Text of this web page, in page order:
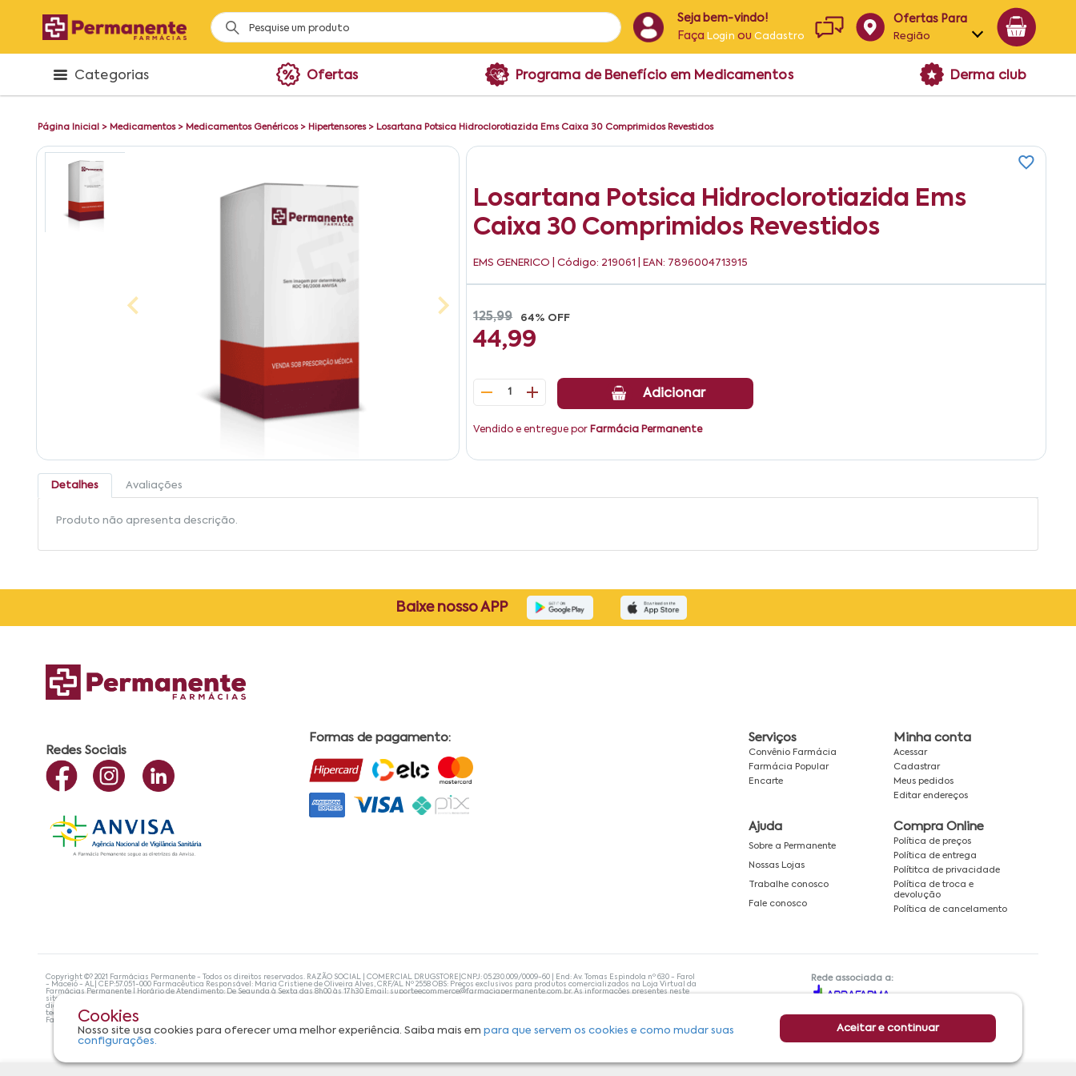
Seja bem-vindo!
Faça Login ouCadastro
Ofertas Para
Região
Alagoas
Categorias Ofertas Programa de Benefício em Medicamentos Derma club
Página Inicial > Medicamentos> Medicamentos Genéricos> Hipertensores> Losartana Potsica Hidroclorotiazida Ems Caixa 30 Comprimidos Revestidos
Losartana Potsica Hidroclorotiazida Ems
Caixa 30 Comprimidos Revestidos
EMS GENERICO | Código: 219061 | EAN: 7896004713915
125,99 64% OFF
44,99
1 Adicionar
Vendido e entregue por Farmácia Permanente
Detalhes Avaliações
Produto não apresenta descrição.
Cookies
Nosso site usa cookies para oferecer uma melhor experiência. Saiba mais empara que servem os cookies e como mudar suas
configurações.
Aceitar e continuar
Baixe nosso APP
Redes Sociais
Formas de pagamento: Serviços
Convênio Farmácia
Farmácia Popular
Encarte
Minha conta
Acessar
Cadastrar
Meus pedidos
Editar endereços
Ajuda
Sobre a Permanente
Nossas Lojas
Trabalhe conosco
Fale conosco
Compra Online
Política de preços
Política de entrega
Polítitca de privacidade
Política de troca e
devolução
Política de cancelamento
Copyright ©? 2021 Farmácias Permanente - Todos os direitos reservados. RAZÃO SOCIAL | COMERCIAL DRUGSTORE|CNPJ: 05.230.009/0009-60 | End: Av. Tomas Espindola nº 630 - Farol
- Maceió - AL| CEP:57.051-000 Farmacêutica Responsável: Maria Cristiene de Oliveira Alves, CRF/AL Nº 2558 OBS: Preços exclusivos para produtos comercializados na Loja Virtual da
Farmácias Permanente | Horário de Atendimento: De Segunda à Sexta das 8h00 às 17h30 Email: suporteecommerce@farmaciapermanente.com.br. As informações presentes neste
site não devem ser utilizadas para automedicação e, de forma alguma, substituem as orientações de um profissional da área médica. Apenas o médico está capacitado para
diagnosticar problemas de saúde e prescrever o tratamento adequado. Se os sintomas persistirem, um médico deve ser consultado. A Farmácia Permanente trabalha com as
tecnologias mais avançadas de proteção de dados, para que você possa realizar suas compras com tranquilidade. A privacidade e a segurança dos clientes são compromissos da
Farmácias Permanente. Todos os pedidos efetuados estão sujeitos à confirmação da disponibilidade de produto em nosso estoque.
Rede associada a: